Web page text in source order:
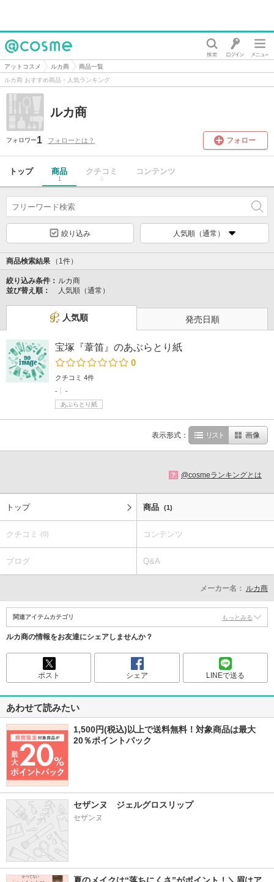
@cosme
アットコスメ ルカ商
商品一覧
ルカ商 おすすめ商品・人気ランキング
ルカ商
フォロワー1 フォローとは？ フォロー
トップ 商品
1
クチコミ
0
コンテンツ
絞り込み 人気順（通常）
商品検索結果 （1件）
絞り込み条件： ルカ商
並び替え順：
人気順（通常）
人気順 発売日順
宝塚『葦笛』のあぶらとり紙
0
クチコミ 4件
-
-
あぶらとり紙
表示形式： リスト 画像
? @cosmeランキングとは
トップ 商品 (1)
クチコミ (0) コンテンツ
ブログ Q&A
メーカー名： ルカ商
関連アイテムカテゴリ もっとみる
ルカ商の情報をお友達にシェアしませんか？
ポスト シェア LINEで送る
あわせて読みたい
1,500円(税込)以上で送料無料！対象商品は最大
20％ポイントバック
セザンヌ　ジェルグロスリップ
セザンヌ